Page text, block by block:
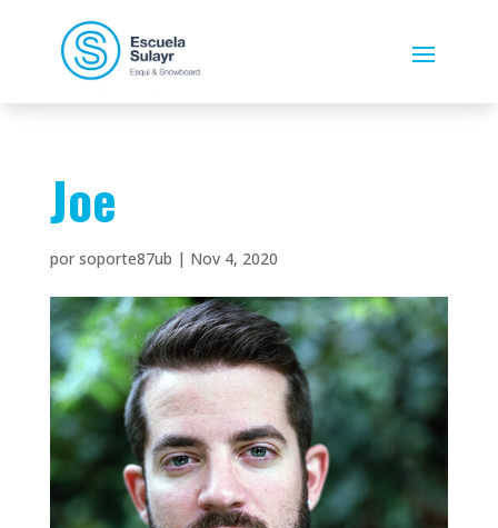
Joe
por soporte87ub | Nov 4, 2020